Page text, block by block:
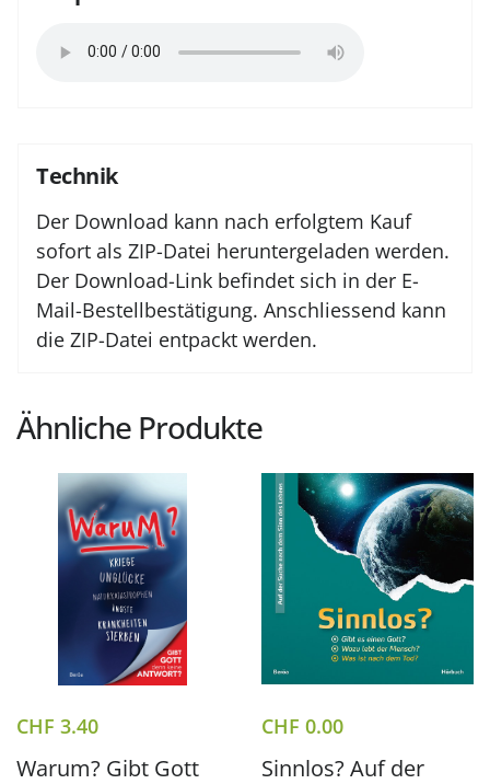
Technik
Der Download kann nach erfolgtem Kauf
sofort als ZIP-Datei heruntergeladen werden.
Der Download-Link befindet sich in der E-
Mail-Bestellbestätigung. Anschliessend kann
die ZIP-Datei entpackt werden.
Ähnliche Produkte
CHF 3.40
Warum? Gibt Gott
CHF 0.00
Sinnlos? Auf der